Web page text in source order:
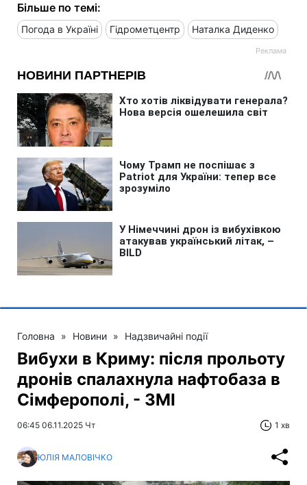
Більше по темі:
Погода в Україні Гідрометцентр Наталка Диденко
Головна » Новини » Надзвичайні події
Вибухи в Криму: після прольоту
дронів спалахнула нафтобаза в
Сімферополі, - ЗМІ
06:45 06.11.2025 Чт 1 хв
ЮЛІЯ МАЛОВІЧКО